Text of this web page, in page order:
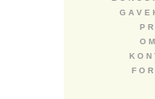
G A V E
P R
O
K O N
F O R